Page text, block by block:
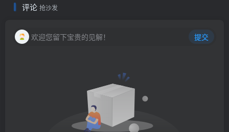
评论 抢沙发
欢迎您留下宝贵的见解！ 提交